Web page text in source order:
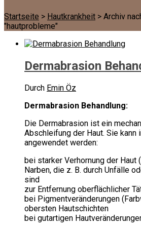
Startseite > Hautkrankheit > Archiv
"hautprobleme"
Dermabrasion
Durch Emin Öz
Dermabrasion Behandlung:
Die Dermabrasion ist ein
Abschleifung der Haut. Sie kann
angewendet werden:
bei starker Verhornung der Haut
Narben, die z. B. durch Unfälle
sind
zur Entfernung oberflächlicher
bei Pigmentveränderungen
obersten Hautschichten
bei gutartigen